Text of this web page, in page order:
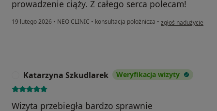
prowadzenie ciąży. Z całego serca polecam!
19 lutego 2026 • NEO CLINIC • konsultacja położnicza • w opinii
zgłoś nadużycie
Katarzyna Szkudlarek Weryfikacja wizyty
Wizyta przebiegła bardzo sprawnie